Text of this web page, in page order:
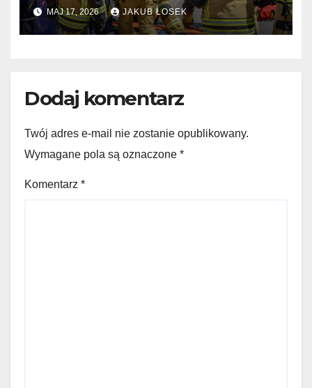
Lotyniu
MAJ 17, 2026 JAKUB ŁOSEK
Dodaj komentarz
Twój adres e-mail nie zostanie opublikowany.
Wymagane pola są oznaczone *
Komentarz *